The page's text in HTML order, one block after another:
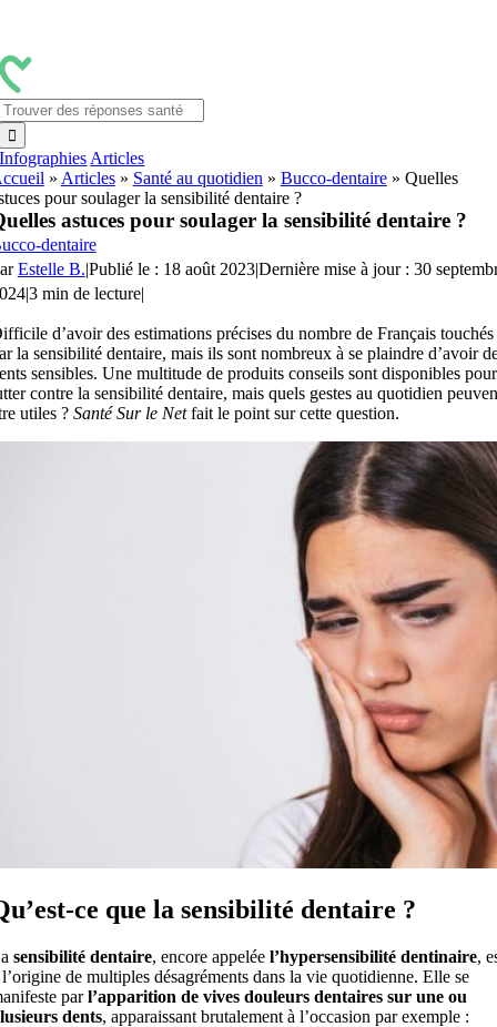
contenu
Infographies Articles
» Articles» Santé au quotidien » Bucco-dentaire» Quelles
pour soulager la sensibilité dentaire ?
astuces pour soulager la sensibilité dentaire ?
dentaire
Estelle B.|Publié le : 18 août 2023|Dernière mise à jour : 30
|3 min de lecture|
d’avoir des estimations précises du nombre de Français touchés
la sensibilité dentaire, mais ils sont nombreux à se plaindre d’avoir
sensibles. Une multitude de produits conseils sont disponibles pour
contre la sensibilité dentaire, mais quels gestes au quotidien
utiles ? Santé Sur le Netfait le point sur cette question.
ce que la sensibilité dentaire ?
sensibilité dentaire, encore appelée l’hypersensibilité dentinaire,
de multiples désagréments dans la vie quotidienne. Elle se
parl’apparition de vives douleurs dentaires sur une ou
dents, apparaissant brutalement à l’occasion par exemple :